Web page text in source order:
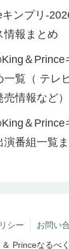
ンプリ-
情報まとめ
＆Prince
一覧（ テレ
情報など）
＆Prince
演番組一覧
シー お問い
Princeなるべ